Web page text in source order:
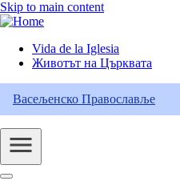
Skip to main content
Header
Category
Menu
Vida de la Iglesia
Животът на Църквата
Васељенско Православље